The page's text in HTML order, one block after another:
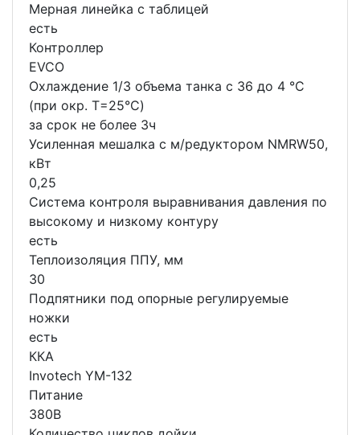
Мерная линейка с таблицей
есть
Контроллер
EVCO
Охлаждение 1/3 объема танка с 36 до 4 °C
(при окр. Т=25°С)
за срок не более 3ч
Усиленная мешалка с м/редуктором NMRW50,
кВт
0,25
Система контроля выравнивания давления по
высокому и низкому контуру
есть
Теплоизоляция ППУ, мм
30
Подпятники под опорные регулируемые
ножки
есть
ККА
Invotech YM-132
Питание
380В